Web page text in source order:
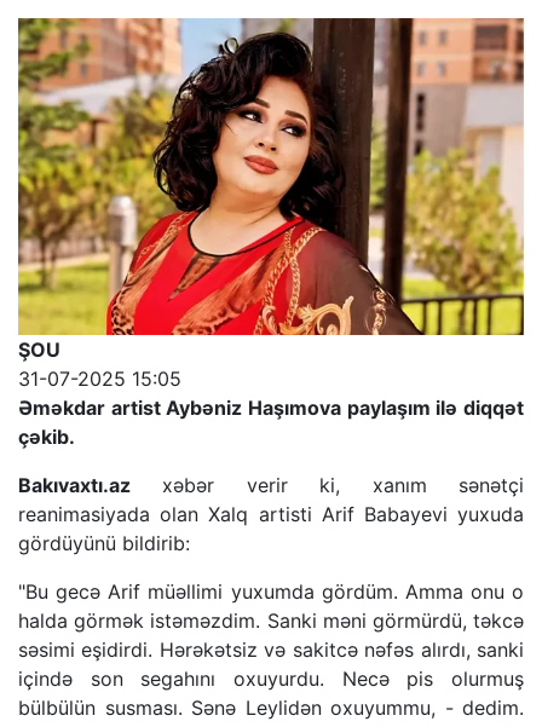
ŞOU
31-07-2025 15:05
Əməkdar artist Aybəniz Haşımova paylaşım ilə diqqət
çəkib.
Bakıvaxtı.az xəbər verir ki, xanım sənətçi
reanimasiyada olan Xalq artisti Arif Babayevi yuxuda
gördüyünü bildirib:
"Bu gecə Arif müəllimi yuxumda gördüm. Amma onu o
halda görmək istəməzdim. Sanki məni görmürdü, təkcə
səsimi eşidirdi. Hərəkətsiz və sakitcə nəfəs alırdı, sanki
içində son segahını oxuyurdu. Necə pis olurmuş
bülbülün susması. Sənə Leylidən oxuyummu, - dedim.